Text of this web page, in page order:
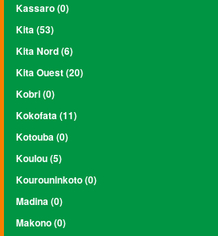
Kassaro (0)
Kita (53)
Kita Nord (6)
Kita Ouest (20)
Kobri (0)
Kokofata (11)
Kotouba (0)
Koulou (5)
Kourouninkoto (0)
Madina (0)
Makono (0)